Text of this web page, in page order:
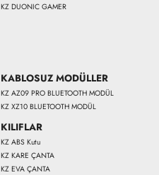
KZ DUONIC GAMER
KABLOSUZ MODÜLLER
KZ AZ09 PRO BLUETOOTH MODÜL
KZ XZ10 BLUETOOTH MODÜL
KILIFLAR
KZ ABS Kutu
KZ KARE ÇANTA
KZ EVA ÇANTA